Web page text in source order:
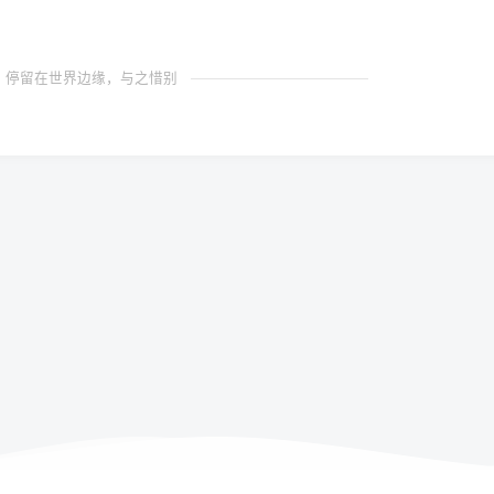
停留在世界边缘，与之惜别